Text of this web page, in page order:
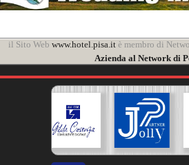
il Sito Web www.hotel.pisa.itè membro di
Azienda al Network di